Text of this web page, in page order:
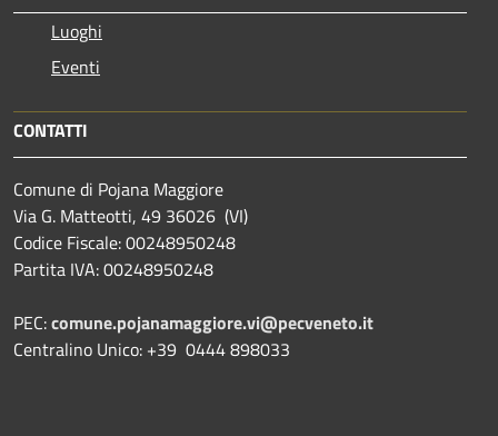
Luoghi
Eventi
CONTATTI
Comune di Pojana Maggiore
Via G. Matteotti, 49 36026 (VI)
Codice Fiscale: 00248950248
Partita IVA: 00248950248
PEC:comune.pojanamaggiore.vi@pecveneto.it
Centralino Unico: +39 0444 898033